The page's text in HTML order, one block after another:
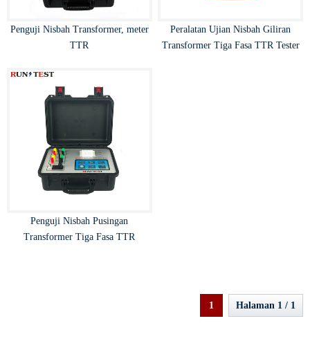
Penguji Nisbah Transformer, meter
TTR
Peralatan Ujian Nisbah Giliran
Transformer Tiga Fasa TTR Tester
Penguji Nisbah Pusingan
Transformer Tiga Fasa TTR
1 Halaman 1 / 1